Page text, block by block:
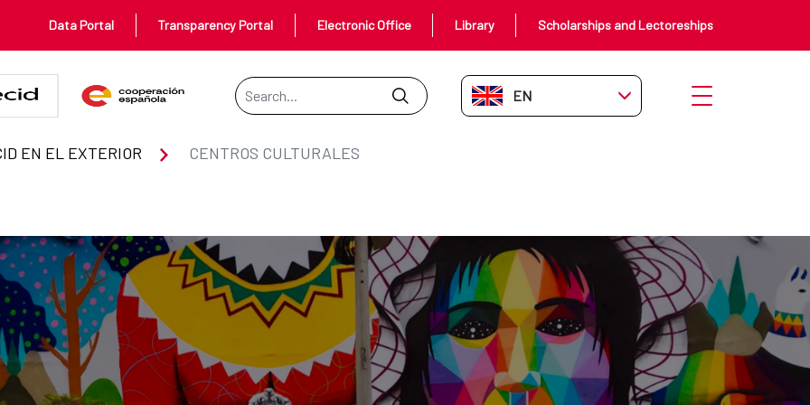
Data Portal Transparency Portal Electronic Office Library Scholarships and Lectoreships
Search Bar
EN-GB Open menu
EN EL EXTERIOR CENTROS CULTURALES